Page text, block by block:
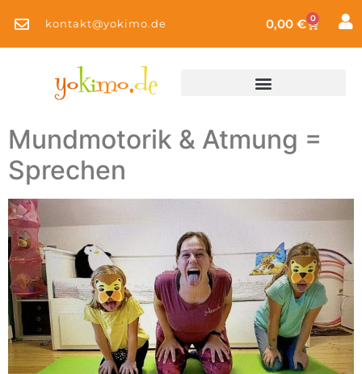
kontakt@yokimo.de 0,00 € 0
Mundmotorik & Atmung =
Sprechen